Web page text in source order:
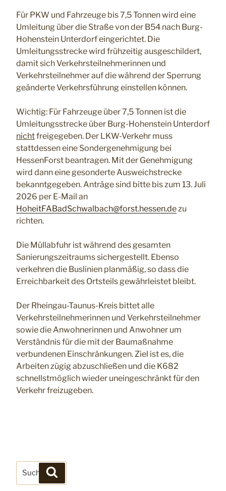
Für PKW und Fahrzeuge bis 7,5 Tonnen wird eine
Umleitung über die Straße von der B54 nach Burg-
Hohenstein Unterdorf eingerichtet. Die
Umleitungsstrecke wird frühzeitig ausgeschildert,
damit sich Verkehrsteilnehmerinnen und
Verkehrsteilnehmer auf die während der Sperrung
geänderte Verkehrsführung einstellen können.
Wichtig: Für Fahrzeuge über 7,5 Tonnen ist die
Umleitungsstrecke über Burg-Hohenstein Unterdorf
nichtfreigegeben. Der LKW-Verkehr muss
stattdessen eine Sondergenehmigung bei
HessenForst beantragen. Mit der Genehmigung
wird dann eine gesonderte Ausweichstrecke
bekanntgegeben. Anträge sind bitte bis zum 13. Juli
2026 per E-Mail an
HoheitFABadSchwalbach@forst.hessen.dezu
richten.
Die Müllabfuhr ist während des gesamten
Sanierungszeitraums sichergestellt. Ebenso
verkehren die Buslinien planmäßig, so dass die
Erreichbarkeit des Ortsteils gewährleistet bleibt.
Der Rheingau-Taunus-Kreis bittet alle
Verkehrsteilnehmerinnen und Verkehrsteilnehmer
sowie die Anwohnerinnen und Anwohner um
Verständnis für die mit der Baumaßnahme
verbundenen Einschränkungen. Ziel ist es, die
Arbeiten zügig abzuschließen und die K682
schnellstmöglich wieder uneingeschränkt für den
Verkehr freizugeben.
Suchen
nach: